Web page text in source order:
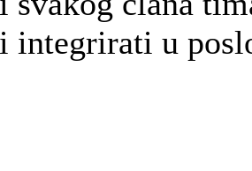
integrirati u